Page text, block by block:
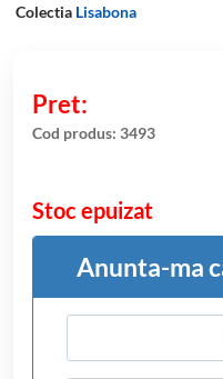
Colectia Lisabona
Cod produs: 3493
Stoc epuizat
Anunta-ma